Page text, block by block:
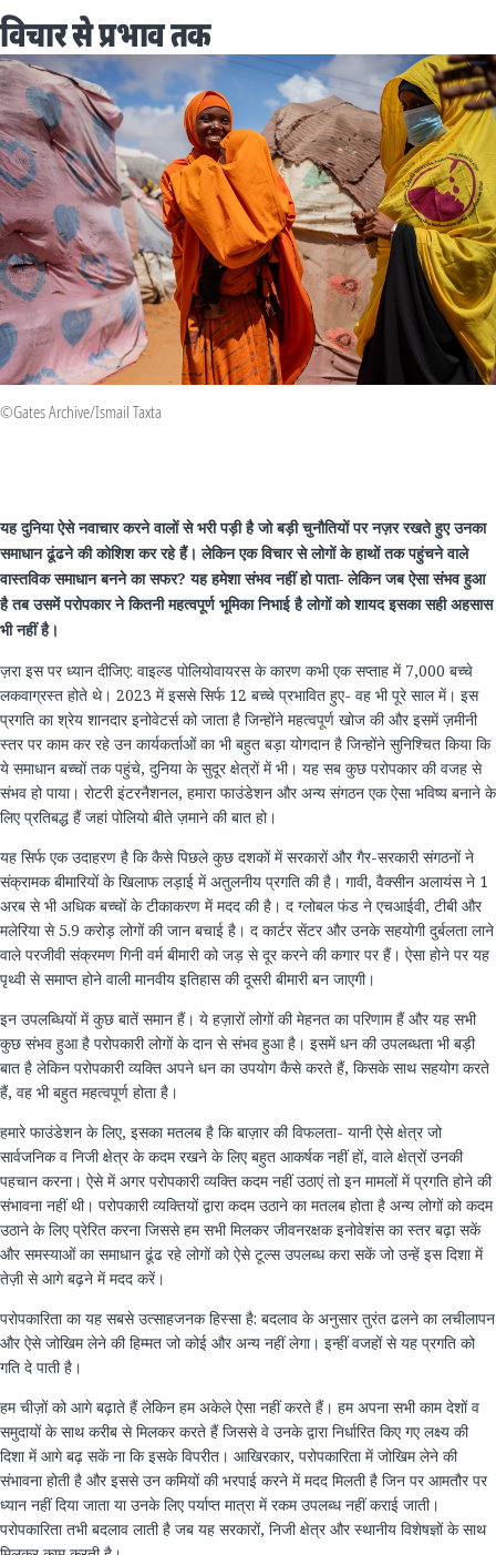
विचार से प्रभाव तक
©Gates Archive/Ismail Taxta
यह दुनिया ऐसे नवाचार करने वालों से भरी पड़ी है जो बड़ी चुनौतियों पर नज़र रखते हुए उनका
समाधान ढूंढने की कोशिश कर रहे हैं। लेकिन एक विचार से लोगों के हाथों तक पहुंचने वाले
वास्तविक समाधान बनने का सफर? यह हमेशा संभव नहीं हो पाता- लेकिन जब ऐसा संभव हुआ
है तब उसमें परोपकार ने कितनी महत्वपूर्ण भूमिका निभाई है लोगों को शायद इसका सही अहसास
भी नहीं है।
​​ज़रा​ ​इस​ ​पर​ ​ध्यान​ ​दीजिए​: ​वाइल्ड​ ​पोलियोवायरस​ ​के​ ​कारण​ ​कभी​ ​एक​ ​सप्ताह​ ​में​ 7,000 ​बच्चे​ ​
लकवाग्रस्त​ ​होते​ ​थे।​ 2023 ​में​ ​इससे​ ​सिर्फ​ 12 ​बच्चे​ ​प्रभावित​ ​हुए​- ​वह​ ​भी​ ​पूरे​ ​साल​ ​में।​ ​इस​ ​
प्रगति​ ​का​ ​श्रेय​ ​शानदार​ ​इनोवेटर्स​ ​को​ ​जाता​ ​है​ ​जिन्होंने​ ​महत्वपूर्ण​ ​खोज​ ​की​ ​और​ ​इसमें​ ​ज़मीनी​ ​
स्तर​ ​पर​ ​काम​ ​कर​ ​रहे​ ​उन​ ​कार्यकर्ताओं​ ​का​ ​भी​ ​बहुत​ ​बड़ा​ ​योगदान​ ​है​ ​जिन्होंने​ ​सुनिश्चित​ ​किया​ ​कि​ ​
ये​ ​समाधान​ ​बच्चों​ ​तक​ ​पहुंचे​, ​दुनिया​ ​के​ ​सुदूर​ ​क्षेत्रों​ ​में​ ​भी।​ ​यह​ ​सब​ ​कुछ​ ​परोपकार​ ​की​ ​वजह​ ​से​ ​
संभव​ ​हो​ ​पाया।​ ​रोटरी​ ​इंटरनैशनल​, ​हमारा​ ​फाउंडेशन​ ​और​ ​अन्य​ ​संगठन​ ​एक​ ​ऐसा​ ​भविष्य​ ​बनाने​ ​के​
​लिए​ ​प्रतिबद्ध​ ​हैं​ ​जहां​ ​पोलियो​ ​बीते​ ​ज़माने​ ​की​ ​बात​ ​हो।​
यह सिर्फ एक उदाहरण है कि कैसे पिछले कुछ दशकों में सरकारों और गैर-सरकारी संगठनों ने
संक्रामक बीमारियों के खिलाफ लड़ाई में अतुलनीय प्रगति की है। गावी, वैक्सीन अलायंस ने 1
अरब से भी अधिक बच्चों के टीकाकरण में मदद की है। द ग्लोबल फंड ने एचआईवी, टीबी और
मलेरिया से 5.9 करोड़ लोगों की जान बचाई है। द कार्टर सेंटर और उनके सहयोगी दुर्बलता लाने
वाले परजीवी संक्रमण गिनी वर्म बीमारी को जड़ से दूर करने की कगार पर हैं। ऐसा होने पर यह
पृथ्वी से समाप्त होने वाली मानवीय इतिहास की दूसरी बीमारी बन जाएगी।
​​इन​ ​उपलब्धियों​ ​में​ ​कुछ​ ​बातें​ ​समान​ ​हैं।​ ​ये​ ​हज़ारों​ ​लोगों​ ​की​ ​मेहनत​ ​का​ ​परिणाम​ ​हैं​ ​और​ ​यह​ ​सभी​ ​
कुछ​ ​संभव​ ​हुआ​ ​है​ ​परोपकारी​ ​लोगों​ ​के​ ​दान​ ​से​ ​संभव​ ​हुआ ​​है​​।​ ​इसमें​ ​धन​ ​की​ ​उपलब्धता​ ​भी​ ​बड़ी​ ​
बात​ ​है​ ​लेकिन​ ​परोपकारी​ ​व्यक्ति​ ​अपने​ ​धन​ ​का​ ​उपयोग​ ​कैसे​ ​करते​ ​हैं​, ​किसके​ ​साथ​ ​सहयोग​ ​करते​ ​
हैं​, ​वह​ ​भी​ ​बहुत​ ​महत्वपूर्ण​ ​होता​ ​है।​
हमारे फाउंडेशन के लिए, इसका मतलब है ​कि बाज़ार की विफलता- यानी ऐसे क्षेत्र जो
सार्वजनिक व निजी क्षेत्र के कदम रखने के लिए बहुत आकर्षक नहीं हों, वाले क्षेत्रों उनकी
पहचान करना। ऐसे में अगर परोपकारी व्यक्ति कदम नहीं उठाएं तो इन मामलों में प्रगति होने की
संभावना नहीं थी। परोपकारी व्यक्तियों द्वारा कदम उठाने का मतलब होता है अन्य लोगों को कदम
उठाने के लिए प्रेरित करना जिससे हम सभी मिलकर जीवनरक्षक इनोवेशंस का स्तर बढ़ा सकें
और समस्याओं का समाधान ढूंढ रहे लोगों को ऐसे टूल्स उपलब्ध करा सकें जो उन्हें इस दिशा में
तेज़ी से आगे बढ़ने में मदद करें।
परोपकारिता का यह सबसे उत्साहजनक हिस्सा है: बदलाव के अनुसार तुरंत ढलने का लचीलापन
और ऐसे जोखिम लेने की हिम्मत जो कोई और अन्य नहीं लेगा। इन्हीं वजहों से यह प्रगति को
गति दे पाती है।
हम चीज़ों को आगे बढ़ाते हैं लेकिन हम अकेले ऐसा नहीं करते हैं। हम अपना सभी काम देशों व
समुदायों के साथ करीब से मिलकर करते हैं जिससे वे उनके द्वारा निर्धारित किए गए लक्ष्य की
दिशा में आगे बढ़ सकें ना कि इसके विपरीत। आखिरकार, परोपकारिता में जोखिम लेने की
संभावना होती है और इससे उन कमियों की भरपाई करने में मदद मिलती है जिन पर आमतौर पर
ध्यान नहीं दिया जाता या उनके लिए पर्याप्त मात्रा में रकम उपलब्ध नहीं कराई जाती।
परोपकारिता तभी बदलाव लाती है जब यह सरकारों, निजी क्षेत्र और स्थानीय विशेषज्ञों के साथ